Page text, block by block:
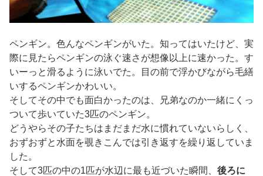
ペンギン。色んなペンギンがいた。知ってはいたけど、実
際に見たらペンギンの泳ぐ速さが想像以上に速かった。す
いーっと滑るように泳いでた。目の前で浮かびながら毛繕
いするペンギンかわいい。
そしてその中でも面白かったのは、兄弟なのか一緒にくっ
ついて歩いていた3匹のペンギン。
どうやらその子たちはまだまだ水に慣れていないらしく、
おずおずと水面を覗きこんでは引き返すを繰り返していま
した。
そして3匹の中の1匹が水辺に最も近づいた瞬間、 後ろに